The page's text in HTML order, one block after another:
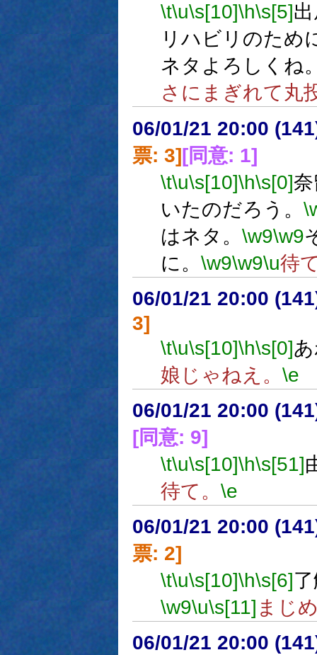
\t\u\s[10]\h\s[5]
リハビリのため
ネタよろしくね
さにまぎれて丸
06/01/21 20:00
票: 3][同意: 1]
\t\u\s[10]\h\s[0]
いたのだろう。
はネタ。 \w9\w9
に。 \w9\w9\u待
06/01/21 20:00
3]
\t\u\s[10]\h\s[0]
娘じゃねえ。 \e
06/01/21 20:00
[同意: 9]
\t\u\s[10]\h\s[51]
待て。 \e
06/01/21 20:00
票: 2]
\t\u\s[10]\h\s[6]
\w9\u\s[11] まじ
06/01/21 20:00